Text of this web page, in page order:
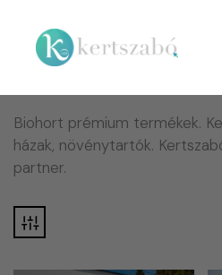
Biohort prémium termékek.
házak, növénytartók.
partner.